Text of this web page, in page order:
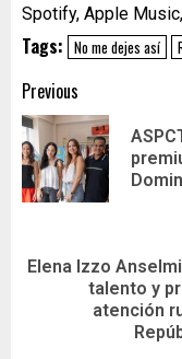
Spotify, Apple
Tags: No me dejes así
Previous
Elena Izzo
talento y
atención